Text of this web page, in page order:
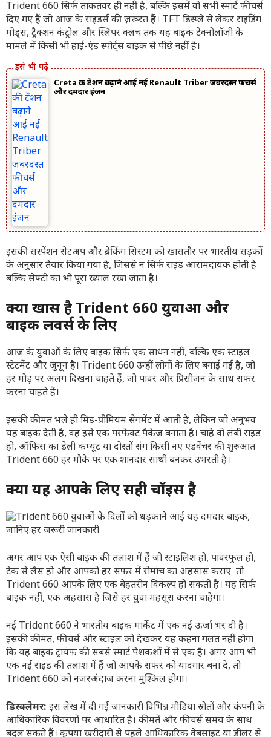
Trident 660 सिर्फ ताकतवर ही नहीं है, बल्कि इसमें वो सभी स्मार्ट फीचर्स
दिए गए हैं जो आज के राइडर्स की ज़रूरत हैं। TFT डिस्प्ले से लेकर राइडिंग
मोड्स, ट्रैक्शन कंट्रोल और स्लिपर क्लच तक यह बाइक टेक्नोलॉजी के
मामले में किसी भी हाई-एंड स्पोर्ट्स बाइक से पीछे नहीं है।
Creta की टेंशन बढ़ाने आई नई Renault Triber जबरदस्त फीचर्स
और दमदार इंजन
इसकी सस्पेंशन सेटअप और ब्रेकिंग सिस्टम को खासतौर पर भारतीय सड़कों
के अनुसार तैयार किया गया है, जिससे न सिर्फ राइड आरामदायक होती है
बल्कि सेफ्टी का भी पूरा ख्याल रखा जाता है।
क्यों खास है Trident 660 युवाओं और
बाइक लवर्स के लिए
आज के युवाओं के लिए बाइक सिर्फ एक साधन नहीं, बल्कि एक स्टाइल
स्टेटमेंट और जुनून है। Trident 660 उन्हीं लोगों के लिए बनाई गई है, जो
हर मोड़ पर अलग दिखना चाहते हैं, जो पावर और प्रिसीजन के साथ सफर
करना चाहते हैं।
इसकी कीमत भले ही मिड-प्रीमियम सेगमेंट में आती है, लेकिन जो अनुभव
यह बाइक देती है, वह इसे एक परफेक्ट पैकेज बनाता है। चाहे वो लंबी राइड
हो, ऑफिस का डेली कम्यूट या दोस्तों संग किसी नए एडवेंचर की शुरुआत
Trident 660 हर मौके पर एक शानदार साथी बनकर उभरती है।
क्या यह आपके लिए सही चॉइस है
अगर आप एक ऐसी बाइक की तलाश में हैं जो स्टाइलिश हो, पावरफुल हो,
टेक से लैस हो और आपको हर सफर में रोमांच का अहसास कराए तो
Trident 660 आपके लिए एक बेहतरीन विकल्प हो सकती है। यह सिर्फ
बाइक नहीं, एक अहसास है जिसे हर युवा महसूस करना चाहेगा।
नई Trident 660 ने भारतीय बाइक मार्केट में एक नई ऊर्जा भर दी है।
इसकी कीमत, फीचर्स और स्टाइल को देखकर यह कहना गलत नहीं होगा
कि यह बाइक ट्रायंफ की सबसे स्मार्ट पेशकशों में से एक है। अगर आप भी
एक नई राइड की तलाश में हैं जो आपके सफर को यादगार बना दे, तो
Trident 660 को नजरअंदाज करना मुश्किल होगा।
डिस्क्लेमर: इस लेख में दी गई जानकारी विभिन्न मीडिया स्रोतों और कंपनी के
आधिकारिक विवरणों पर आधारित है। कीमतें और फीचर्स समय के साथ
बदल सकते हैं। कृपया खरीदारी से पहले आधिकारिक वेबसाइट या डीलर से